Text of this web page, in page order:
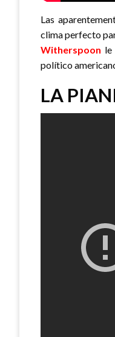
Las
clima perfecto
Witherspoon le
político
LA